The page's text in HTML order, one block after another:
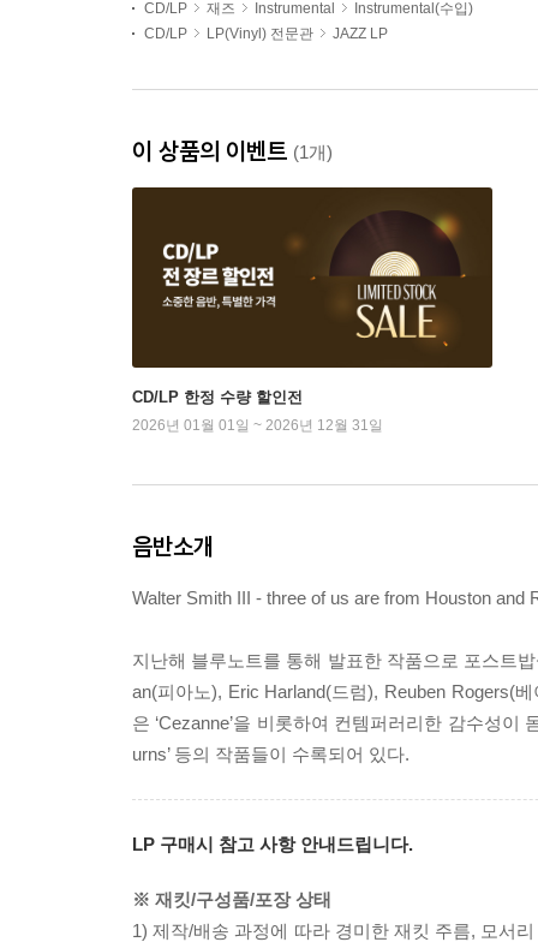
CD/LP 재즈 Instrumental
Instrumental(수입)
CD/LP
LP(Vinyl) 전문관 JAZZ LP
이 상품의 이벤트 (1개)
CD/LP 한정 수량 할인전
2026년 01월 01일 ~ 2026년 12월 31일
음반소개
Walter Smith III - three of us are from Houston and
지난해 블루노트를 통해 발표한 작품으로 포스트
an(피아노), Eric Harland(드럼), Reuben Rogers(
은 ‘Cezanne’을 비롯하여 컨템퍼러리한 감수성이
urns’ 등의 작품들이 수록되어 있다.
LP 구매시 참고 사항 안내드립니다.
※ 재킷/구성품/포장 상태
1) 제작/배송 과정에 따라 경미한 재킷 주름, 모서